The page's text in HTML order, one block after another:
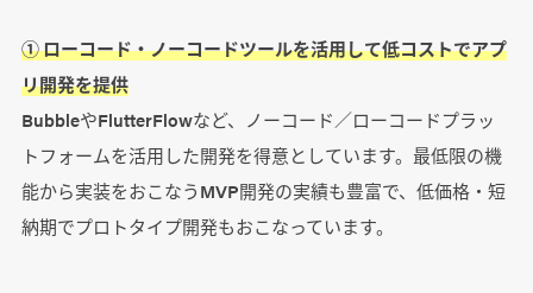
① ローコード・ノーコードツールを活用して低コストでアプ
リ開発を提供
BubbleやFlutterFlowなど、ノーコード／ローコードプラッ
トフォームを活用した開発を得意としています。最低限の機
能から実装をおこなうMVP開発の実績も豊富で、低価格・短
納期でプロトタイプ開発もおこなっています。